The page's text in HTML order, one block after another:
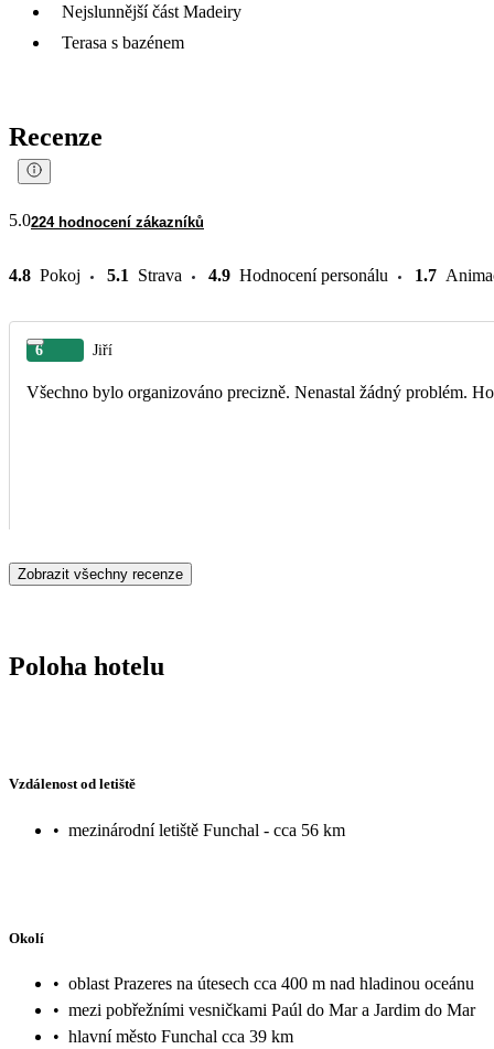
Nejslunnější část Madeiry
Terasa s bazénem
Recenze
5.0224 hodnocení zákazníků
4.8 Pokoj 5.1 Strava 4.9 Hodnocení personálu 1.7
6 Jiří
Všechno bylo organizováno precizně. Nenastal žádný problém.
Zobrazit všechny recenze
Poloha hotelu
Vzdálenost od letiště
• mezinárodní letiště Funchal - cca 56 km
Okolí
• oblast Prazeres na útesech cca 400 m nad hladinou oceánu
• mezi pobřežními vesničkami Paúl do Mar a Jardim do Mar
• hlavní město Funchal cca 39 km